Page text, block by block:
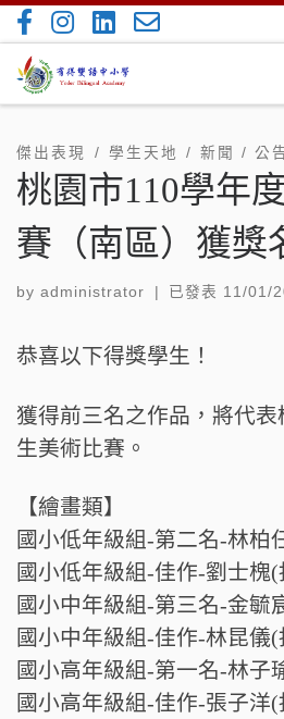
Skip to content
傑出表現 學生天地 新聞 / 公
桃園市110學年
賽（南區）獲獎
by administrator 已發表 11/01/
恭喜以下得獎學生！
獲得前三名之作品，將代
生美術比賽。
【繪畫類】
國小低年級組-第二名-林柏
國小低年級組-佳作-劉士槐
國小中年級組-第三名-金毓
國小中年級組-佳作-林昆儀
國小高年級組-第一名-林子
國小高年級組-佳作-張子洋